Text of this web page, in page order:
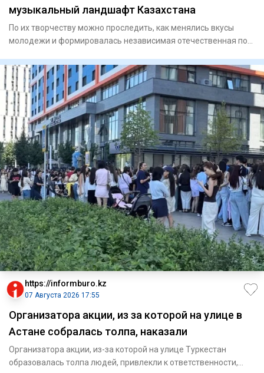
музыкальный ландшафт Казахстана
По их творчеству можно проследить, как менялись вкусы
молодежи и формировалась независимая отечественная поп-
https://informburo.kz
07 Августа 2026 17:55
Организатора акции, из за которой на улице в
Астане собралась толпа, наказали
Организатора акции, из-за которой на улице Туркестан
образовалась толпа людей, привлекли к ответственности,